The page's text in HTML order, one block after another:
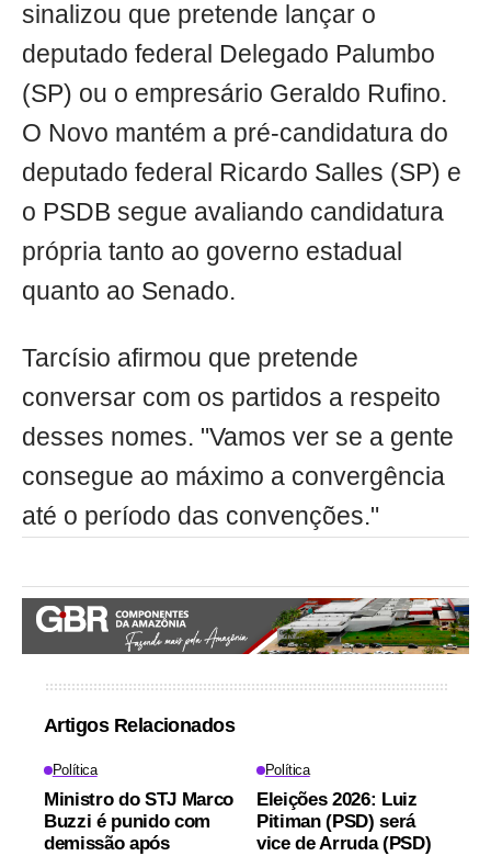
sinalizou que pretende lançar o
deputado federal Delegado Palumbo
(SP) ou o empresário Geraldo Rufino.
O Novo mantém a pré-candidatura do
deputado federal Ricardo Salles (SP) e
o PSDB segue avaliando candidatura
própria tanto ao governo estadual
quanto ao Senado.
Tarcísio afirmou que pretende
conversar com os partidos a respeito
desses nomes. "Vamos ver se a gente
consegue ao máximo a convergência
até o período das convenções."
Artigos Relacionados
Política
Ministro do STJ Marco
Buzzi é punido com
demissão após
Política
Eleições 2026: Luiz
Pitiman (PSD) será
vice de Arruda (PSD)